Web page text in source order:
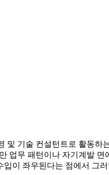
및 기술 컨설턴트로 활동
업무 패턴이나 자기계발
이 좌우된다는 점에서 그